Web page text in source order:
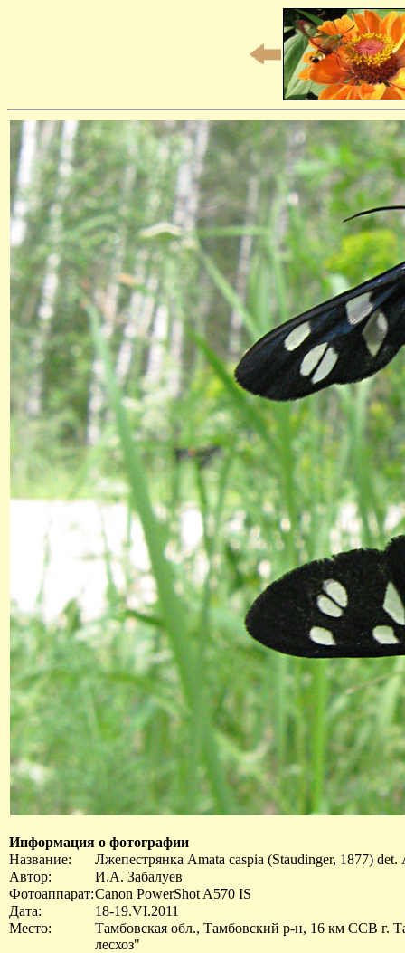
Информация о фотографии
Название:
Лжепестрянка Amata caspia (Staudinger, 1877)
Автор:
И.А. Забалуев
Фотоаппарат:Canon PowerShot A570 IS
Дата:
18-19.VI.2011
Место:
Тамбовская обл., Тамбовский р-н, 16 км ССВ г.
лесхоз"